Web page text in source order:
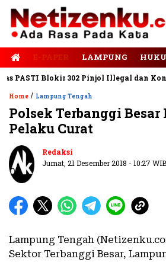
E-PAPER LAMPUNG
Blokir 302 Pinjol Illegal dan Konten
Home / Lampung Tengah
Polsek Terbanggi Besar
Pelaku Curat
Redaksi
Jumat, 21 Desember 2018 - 10:27 WIB
Lampung Tengah
Sektor Terbanggi Besar,